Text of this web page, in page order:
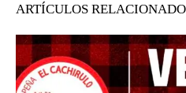
ARTÍCULOS